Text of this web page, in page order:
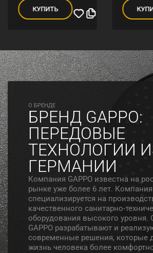
КУПИТЬ
O БРЕНДЕ
БРЕНД GAPPO:
ПЕРЕДОВЫЕ
ТЕХНОЛОГИИ
ГЕРМАНИИ
Компания GAPPO известна на
рынке уже более 6 лет. Компания
специализируется на
качественного санитарно-
оборудования высокого уровня.
GAPPO разрабатывают и
современные решения, которые
жизнь человека более